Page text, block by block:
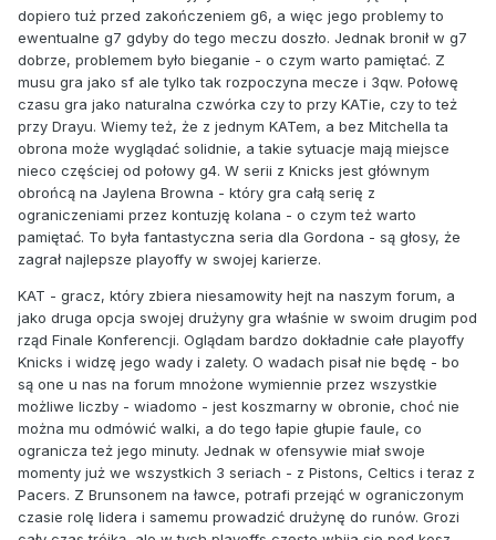
dopiero tuż przed zakończeniem g6, a więc jego problemy to
ewentualne g7 gdyby do tego meczu doszło. Jednak bronił w g7
dobrze, problemem było bieganie - o czym warto pamiętać. Z
musu gra jako sf ale tylko tak rozpoczyna mecze i 3qw. Połowę
czasu gra jako naturalna czwórka czy to przy KATie, czy to też
przy Drayu. Wiemy też, że z jednym KATem, a bez Mitchella ta
obrona może wyglądać solidnie, a takie sytuacje mają miejsce
nieco częściej od połowy g4. W serii z Knicks jest głównym
obrońcą na Jaylena Browna - który gra całą serię z
ograniczeniami przez kontuzję kolana - o czym też warto
pamiętać. To była fantastyczna seria dla Gordona - są głosy, że
zagrał najlepsze playoffy w swojej karierze.
KAT - gracz, który zbiera niesamowity hejt na naszym forum, a
jako druga opcja swojej drużyny gra właśnie w swoim drugim pod
rząd Finale Konferencji. Oglądam bardzo dokładnie całe playoffy
Knicks i widzę jego wady i zalety. O wadach pisał nie będę - bo
są one u nas na forum mnożone wymiennie przez wszystkie
możliwe liczby - wiadomo - jest koszmarny w obronie, choć nie
można mu odmówić walki, a do tego łapie głupie faule, co
ogranicza też jego minuty. Jednak w ofensywie miał swoje
momenty już we wszystkich 3 seriach - z Pistons, Celtics i teraz z
Pacers. Z Brunsonem na ławce, potrafi przejąć w ograniczonym
czasie rolę lidera i samemu prowadzić drużynę do runów. Grozi